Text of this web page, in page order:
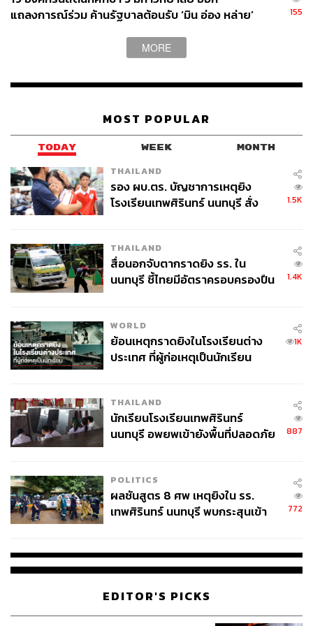
ขณะที่ พ.ต.อ. ทวี สอดส่อง รัฐมนตรีว่าการกระทรวงยุติธรรม
กล่าวว่า ปัจจุบันตามประมวลกฎหมาย ยาเสพติดยังไม่มี
กำหนดเกณฑ์การครอบครองยาเสพติด จำนวนเท่าไรจะเข้า
ข่ายการเป็นผู้ค้า ซึ่งในรัฐบาลที่แล้วเคยมีการเสนอให้กำหนด
อย่างใด ส่วนในครั้งนี้เราใช้หลักวิชาการ โดยมีแพทย์มาร่วม
เข้าสู่ร่างกายจำนวนเท่าไรจึงจะส่งผลทางจิตเวช โดยเห็นว่าผู้
เสพยาไม่เกิน 10 เม็ดเข้าข่ายผู้ป่วย
TAGS: ยาเสพติด กฎหมายยาเสพติด
ชลน่าน ศรีแก้ว
นโยบายรัฐบาล
นโยบายรัฐบาลเศรษฐา
นายกรัฐมนตรี
กระทรวงสาธารณสุข
1.0K
THE STANDARD TEAM
กองบรรณาธิการ THE STANDARD
แถลงการณ์ร่วม ค้านรัฐบาลต้อนรับ ‘มิน อ่อง หล่าย’
155
MORE
MOST POPULAR
TODAY WEEK MONTH
THAILAND
รอง ผบ.ตร. บัญชาการเหตุยิง
โรงเรียนเทพศิรินทร์ นนทบุรี สั่ง
1.5K
THAILAND
สื่อนอกจับตากราดยิง รร. ใน
นนทบุรี ชี้ไทยมีอัตราครอบครองปืน
1.4K
WORLD
ย้อนเหตุกราดยิงในโรงเรียนต่าง
ประเทศ ที่ผู้ก่อเหตุเป็นนักเรียน
1K
THAILAND
นักเรียนโรงเรียนเทพศิรินทร์
นนทบุรี อพยพเข้ายังพื้นที่ปลอดภัย
887
POLITICS
ผลชันสูตร 8 ศพ เหตุยิงใน รร.
เทพศิรินทร์ นนทบุรี พบกระสุนเข้า
772
EDITOR'S PICKS